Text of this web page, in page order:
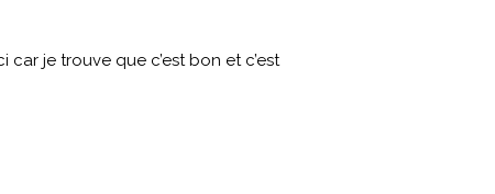
je trouve que c’est bon et c’est